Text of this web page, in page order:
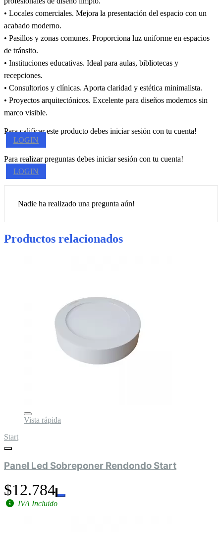
• Locales comerciales. Mejora la presentación del espacio con un
acabado moderno.
• Pasillos y zonas comunes. Proporciona luz uniforme en espacios
de tránsito.
• Instituciones educativas. Ideal para aulas, bibliotecas y
recepciones.
• Consultorios y clínicas. Aporta claridad y estética minimalista.
• Proyectos arquitectónicos. Excelente para diseños modernos sin
marco visible.
Para calificar este producto debes iniciar sesión con tu cuenta!
LOGIN
Para realizar preguntas debes iniciar sesión con tu cuenta!
LOGIN
Nadie ha realizado una pregunta aún!
Productos relacionados
Vista rápida
Start
Panel Led Sobreponer Rendondo Start
$12.784
IVA Incluido